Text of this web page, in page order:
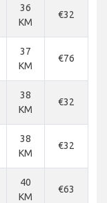
36
KM
€32
37
KM
€76
38
KM
€32
38
KM
€32
40
KM
€63